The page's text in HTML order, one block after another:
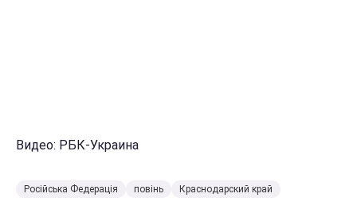
Видео: РБК-Украина
Російська Федерація повінь Краснодарский край